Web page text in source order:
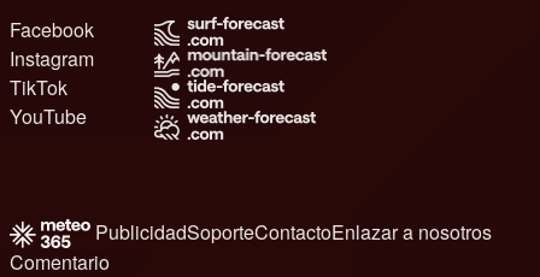
Facebook
Instagram
TikTok
YouTube
PublicidadSoporteContactoEnlazar a nosotros
Comentario